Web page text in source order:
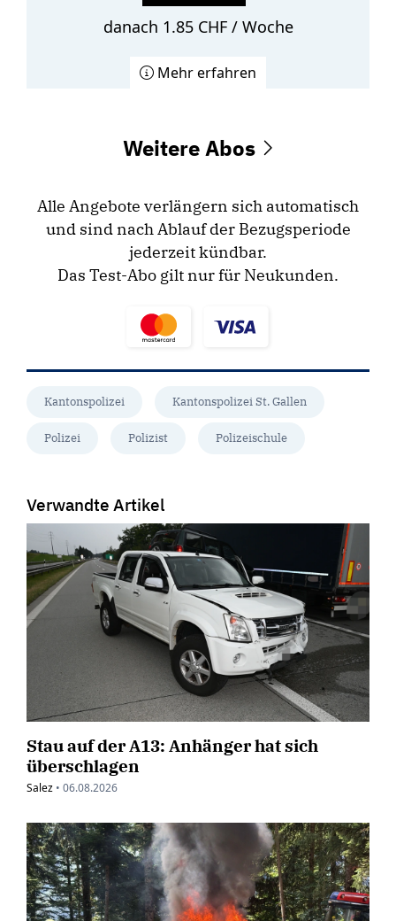
danach 1.85 CHF / Woche
Mehr erfahren
Weitere Abos
Alle Angebote verlängern sich automatisch
und sind nach Ablauf der Bezugsperiode
jederzeit kündbar.
Das Test-Abo gilt nur für Neukunden.
Kantonspolizei Kantonspolizei St. Gallen
Polizei Polizist Polizeischule
Verwandte Artikel
Stau auf der A13: Anhänger hat sich
überschlagen
Salez • 06.08.2026